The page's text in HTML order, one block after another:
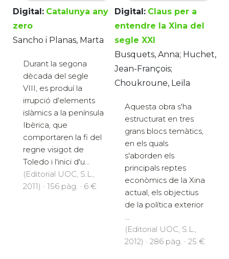
Digital: Catalunya any
zero
Sancho i Planas, Marta
Durant la segona
dècada del segle
VIII, es produí la
irrupció d'elements
islàmics a la península
Ibèrica, que
comportaren la fi del
regne visigot de
Toledo i l'inici d'u...
(Editorial UOC, S.L.,
2011) · 156 pàg. · 6 €
Digital: Claus per a
entendre la Xina del
segle XXI
Busquets, Anna; Huchet,
Jean-François;
Choukroune, Leïla
Aquesta obra s'ha
estructurat en tres
grans blocs temàtics,
en els quals
s'aborden els
principals reptes
econòmics de la Xina
actual, els objectius
de la política exterior
(Editorial UOC, S.L.,
2012) · 286 pàg. · 25 €